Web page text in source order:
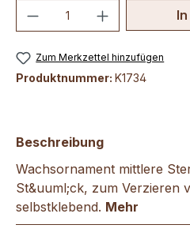
Produkt Anzahl:
Zum Merkzettel hinzufügen
Produktnummer: K1734
Beschreibung
Wachsornament mittlere
St&uuml;ck, zum Verzieren
selbstklebend. Mehr